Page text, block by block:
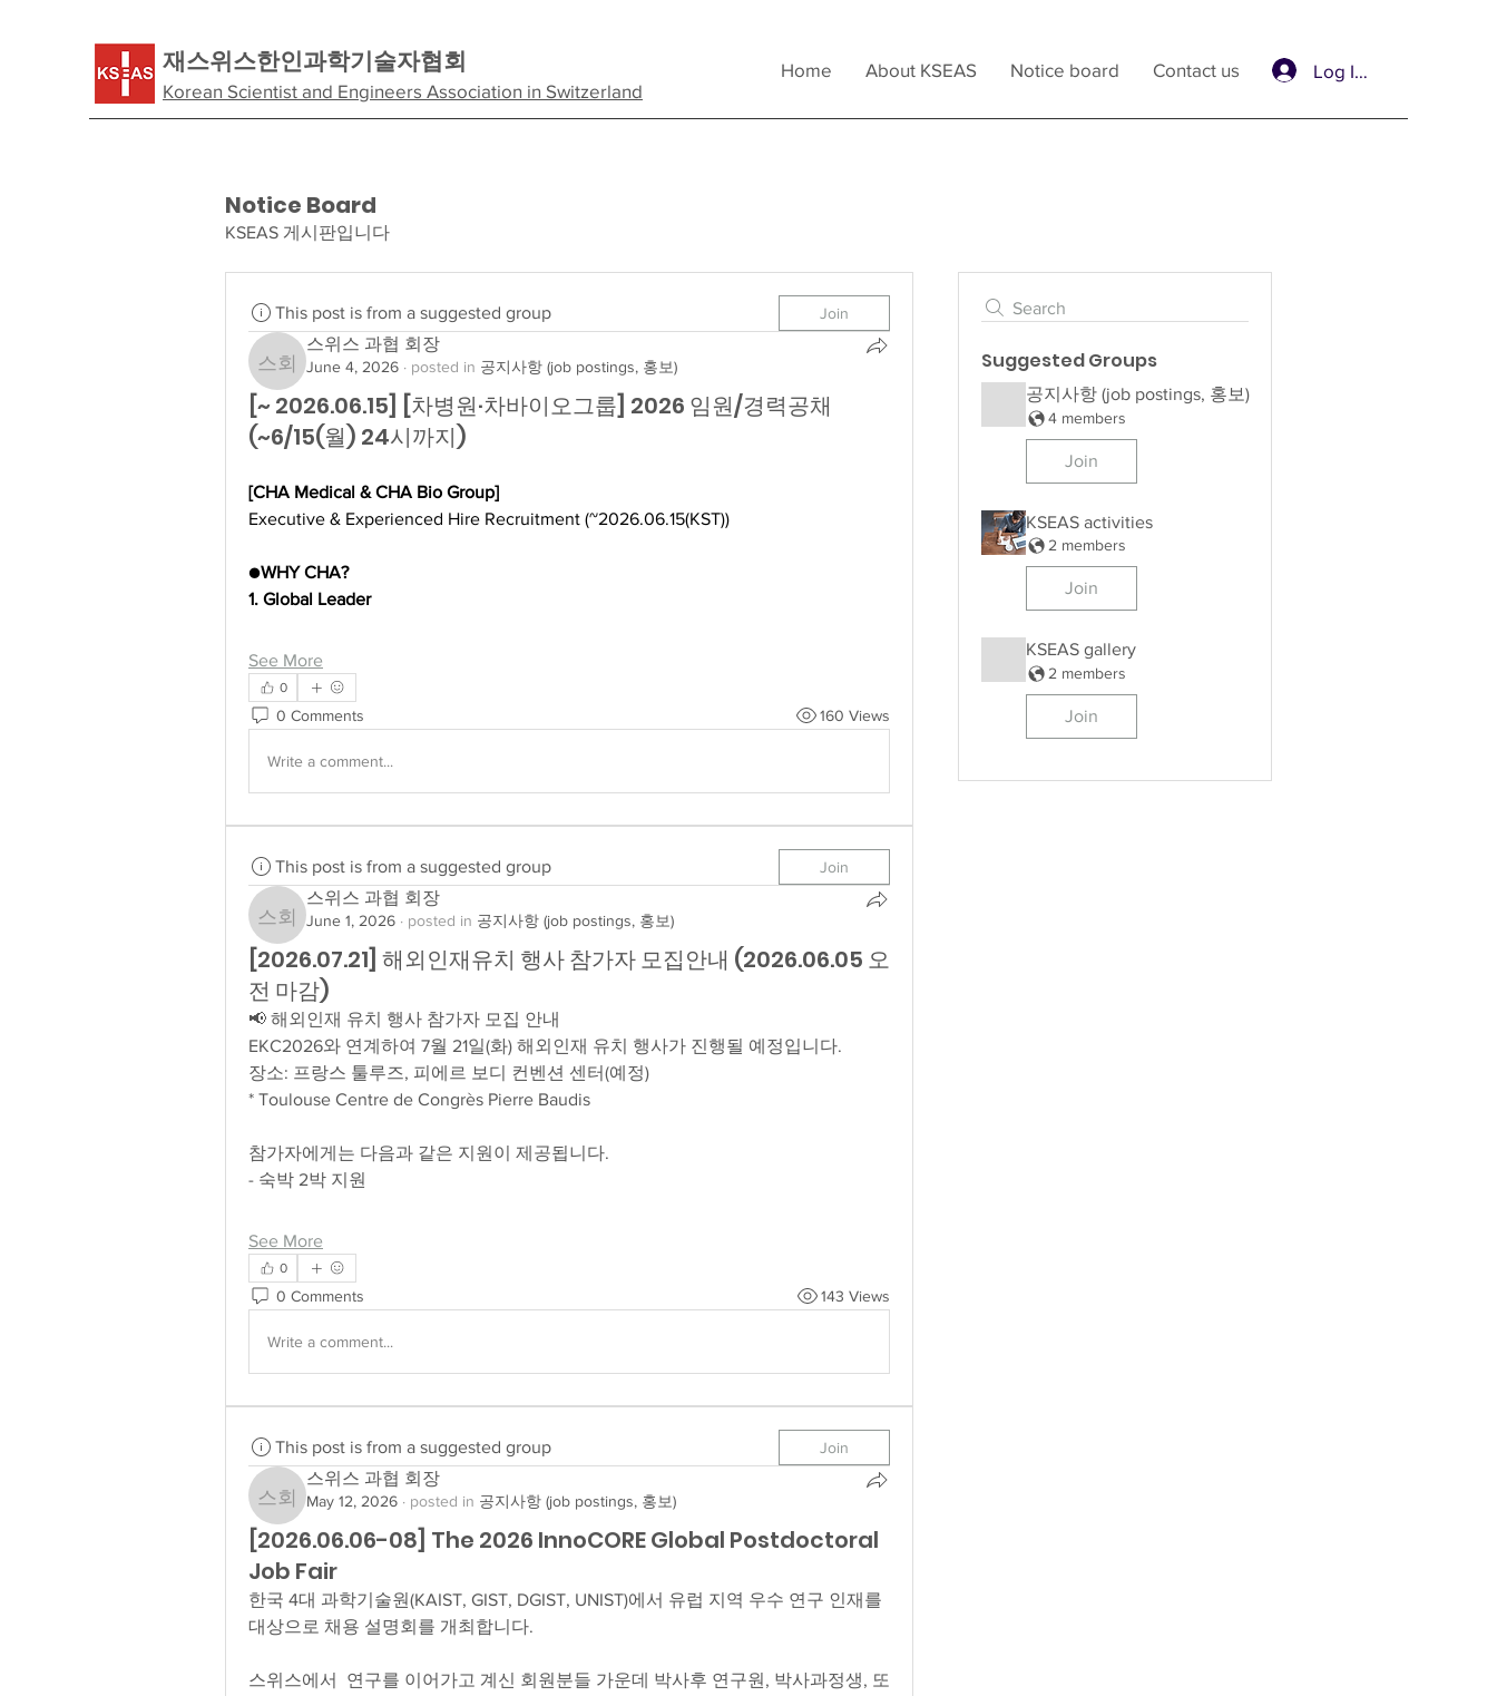
​재스위스한인과학기술자협회
Korean Scientist and Engineers Association in Switzerland
Home About KSEAS Notice board Contact us Log In / Sign Up
Notice Board
KSEAS 게시판입니다
Search
Suggested Groups
공지사항 (job postings, 홍보)
4 members
Join
KSEAS activities
2 members
Join
KSEAS gallery
2 members
Join
This post is from a suggested group Join
스위스 과협 회장
스위스 과협 회장
June 4, 2026 · posted in 공지사항 (job postings, 홍보)
[~ 2026.06.15] [차병원·차바이오그룹] 2026 임원/경력공채
(~6/15(월) 24시까지)
[CHA Medical & CHA Bio Group]
Executive & Experienced Hire Recruitment (~2026.06.15(KST))
●WHY CHA?
1. Global Leader
See More
0
0 Comments 160 Views
Write a comment...
This post is from a suggested group Join
스위스 과협 회장
스위스 과협 회장
June 1, 2026 · posted in 공지사항 (job postings, 홍보)
[2026.07.21] 해외인재유치 행사 참가자 모집안내 (2026.06.05 오
전 마감)
📢 해외인재 유치 행사 참가자 모집 안내
EKC2026와 연계하여 7월 21일(화) 해외인재 유치 행사가 진행될 예정입니다.
장소: 프랑스 툴루즈, 피에르 보디 컨벤션 센터(예정)
* Toulouse Centre de Congrès Pierre Baudis
참가자에게는 다음과 같은 지원이 제공됩니다.
- 숙박 2박 지원
See More
0
0 Comments 143 Views
Write a comment...
This post is from a suggested group Join
스위스 과협 회장
스위스 과협 회장
May 12, 2026 · posted in 공지사항 (job postings, 홍보)
[2026.06.06-08] The 2026 InnoCORE Global Postdoctoral
Job Fair
한국 4대 과학기술원(KAIST, GIST, DGIST, UNIST)에서 유럽 지역 우수 연구 인재를
대상으로 채용 설명회를 개최합니다.
스위스에서  연구를 이어가고 계신 회원분들 가운데 박사후 연구원, 박사과정생, 또